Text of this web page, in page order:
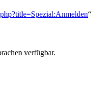
“
verfügbar.